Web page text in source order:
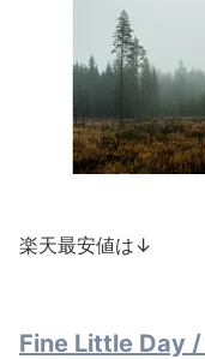
楽天最安値は↓
Fine Little Day /